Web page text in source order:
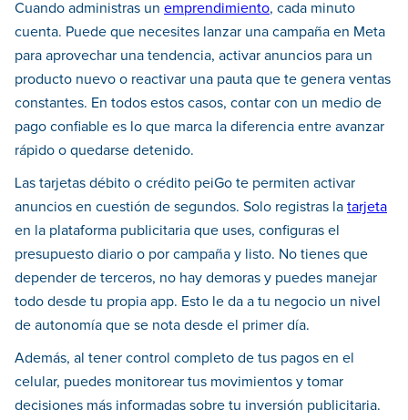
Cuando administras un emprendimiento, cada minuto
cuenta. Puede que necesites lanzar una campaña en Meta
para aprovechar una tendencia, activar anuncios para un
producto nuevo o reactivar una pauta que te genera ventas
constantes. En todos estos casos, contar con un medio de
pago confiable es lo que marca la diferencia entre avanzar
rápido o quedarse detenido.
Las tarjetas débito o crédito peiGo te permiten activar
anuncios en cuestión de segundos. Solo registras la tarjeta
en la plataforma publicitaria que uses, configuras el
presupuesto diario o por campaña y listo. No tienes que
depender de terceros, no hay demoras y puedes manejar
todo desde tu propia app. Esto le da a tu negocio un nivel
de autonomía que se nota desde el primer día.
Además, al tener control completo de tus pagos en el
celular, puedes monitorear tus movimientos y tomar
decisiones más informadas sobre tu inversión publicitaria.